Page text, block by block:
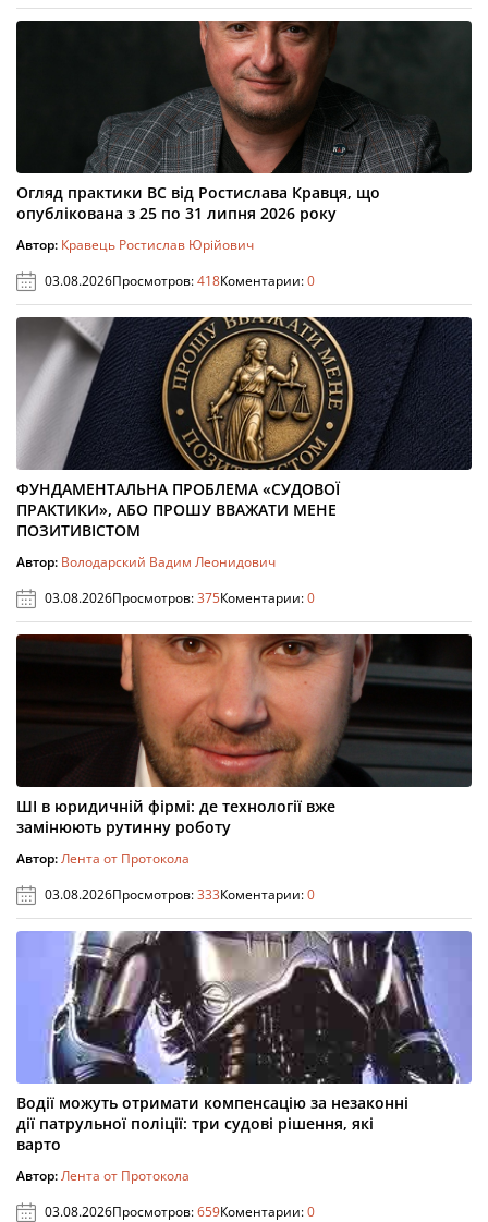
Огляд практики ВС від Ростислава Кравця, що
опублікована з 25 по 31 липня 2026 року
Автор: Кравець Ростислав Юрійович
03.08.2026Просмотров:418Коментарии:0
ФУНДАМЕНТАЛЬНА ПРОБЛЕМА «СУДОВОЇ
ПРАКТИКИ», АБО ПРОШУ ВВАЖАТИ МЕНЕ
ПОЗИТИВІСТОМ
Автор: Володарский Вадим Леонидович
03.08.2026Просмотров:375Коментарии:0
ШІ в юридичній фірмі: де технології вже
замінюють рутинну роботу
Автор:Лента от Протокола
03.08.2026Просмотров:333Коментарии:0
Водії можуть отримати компенсацію за незаконні
дії патрульної поліції: три судові рішення, які
варто
Автор:Лента от Протокола
03.08.2026Просмотров:659Коментарии:0